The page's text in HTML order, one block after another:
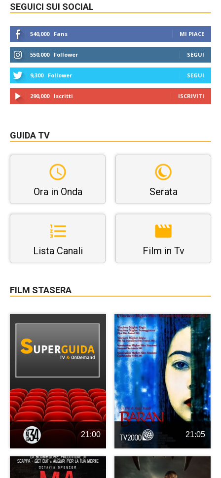
SEGUICI SUI SOCIAL
540,000 Fans MI PIACE
550,000 Follower SEGUI
9,300 Follower SEGUI
290,000 Iscritti ISCRIVITI
GUIDA TV
Ora in Onda Serata
Lista Canali Film in Tv
FILM STASERA
21:00 21:05